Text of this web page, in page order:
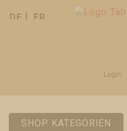
DE FR
Login
SHOP KATEGORIEN